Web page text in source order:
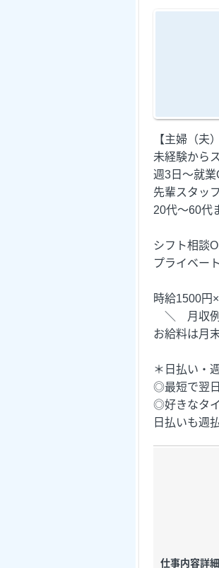
【主婦（夫
未経験から
週3日～就業
先輩スタッ
20代～60代
シフト相談
プライベー
時給1500円
＼ 月収
お給料は月
＊日払い・
◎最短で翌日
◎好きなタイ
日払いも週
仕事内容詳細